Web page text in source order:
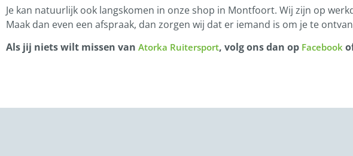
Je kan natuurlijk ook langskomen in onze shop in Montfoort. Wij zijn op
Maak dan even een afspraak, dan zorgen wij dat er iemand is om je te
Als jij niets wilt missen van Atorka Ruitersport, volg ons dan op Facebook